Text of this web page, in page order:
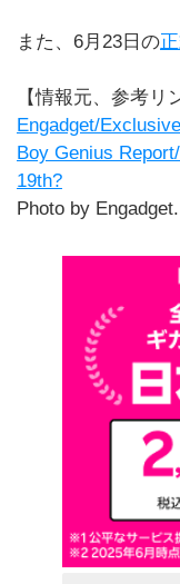
また、6月23日の
【情報元、参考リ
Engadget/
Boy Genius
19th?
Photo by Engadget.